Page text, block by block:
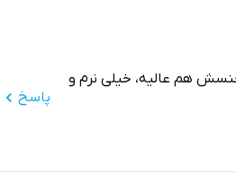
هم عالیه، خیلی نرم و
پاسخ